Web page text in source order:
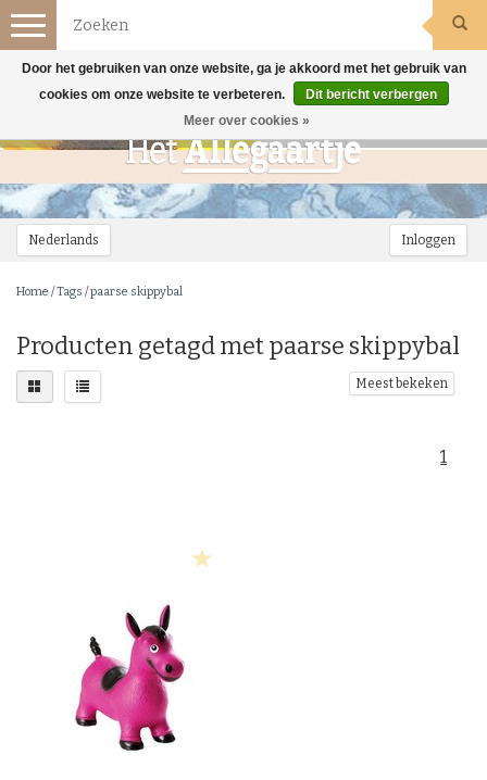
Nederlands Inloggen
Toggle
navigation
Home /Tags /paarse skippybal
Producten getagd met paarse skippybal
Meest bekeken
1
Door het gebruiken van onze website, ga je akkoord met het gebruik van
cookies om onze website te verbeteren.
Dit bericht verbergen
Meer over cookies »